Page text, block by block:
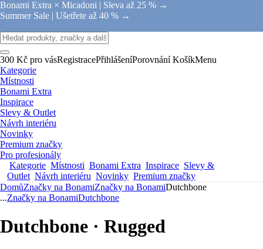
Bonami Extra × Micadoni | Sleva až 25 % →
Summer Sale | Ušetřete až 40 % →
300 Kč pro vásRegistracePřihlášeníPorovnání KošíkMenu
Kategorie
Místnosti
Bonami Extra
Inspirace
Slevy & Outlet
Návrh interiéru
Novinky
Premium značky
Pro profesionály
Kategorie Místnosti Bonami Extra Inspirace Slevy &
Outlet Návrh interiéru Novinky Premium značky
DomůZnačky na BonamiZnačky na BonamiDutchbone
...Značky na BonamiDutchbone
Dutchbone · Rugged